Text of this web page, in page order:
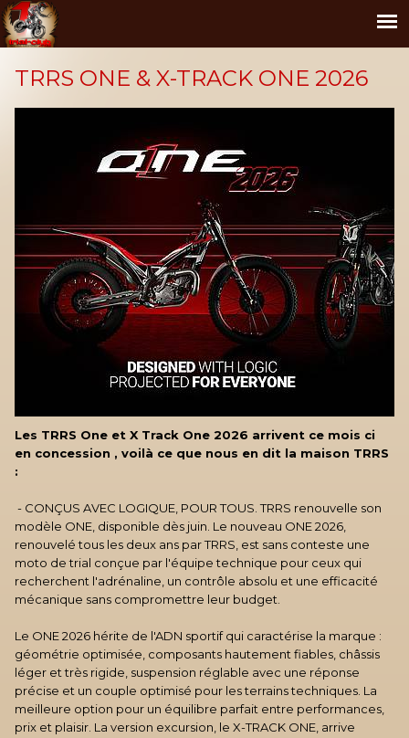
TRRS ONE & X-TRACK ONE 2026
Les TRRS One et X Track One 2026 arrivent ce mois ci
en concession , voilà ce que nous en dit la maison TRRS
:
- CONÇUS AVEC LOGIQUE, POUR TOUS. TRRS renouvelle son
modèle ONE, disponible dès juin. Le nouveau ONE 2026,
renouvelé tous les deux ans par TRRS, est sans conteste une
moto de trial conçue par l'équipe technique pour ceux qui
recherchent l'adrénaline, un contrôle absolu et une efficacité
mécanique sans compromettre leur budget.
Le ONE 2026 hérite de l'ADN sportif qui caractérise la marque :
géométrie optimisée, composants hautement fiables, châssis
léger et très rigide, suspension réglable avec une réponse
précise et un couple optimisé pour les terrains techniques. La
meilleure option pour un équilibre parfait entre performances,
prix et plaisir. La version excursion, le X-TRACK ONE, arrive